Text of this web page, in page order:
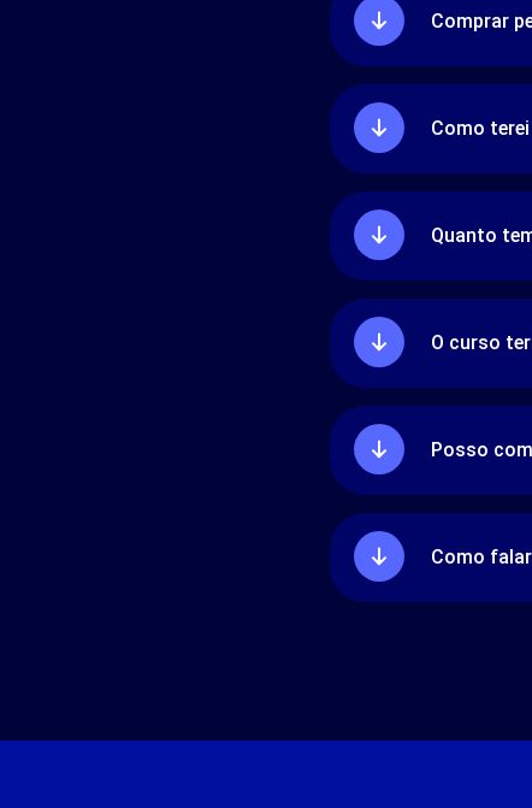
Comprar
Como
Quanto
O curso
Posso
Como